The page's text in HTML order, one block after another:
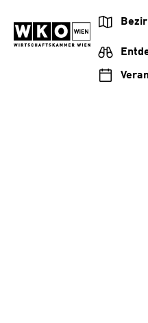
Inhalt
springen
Hauptnavigation
springen
Footer
springen